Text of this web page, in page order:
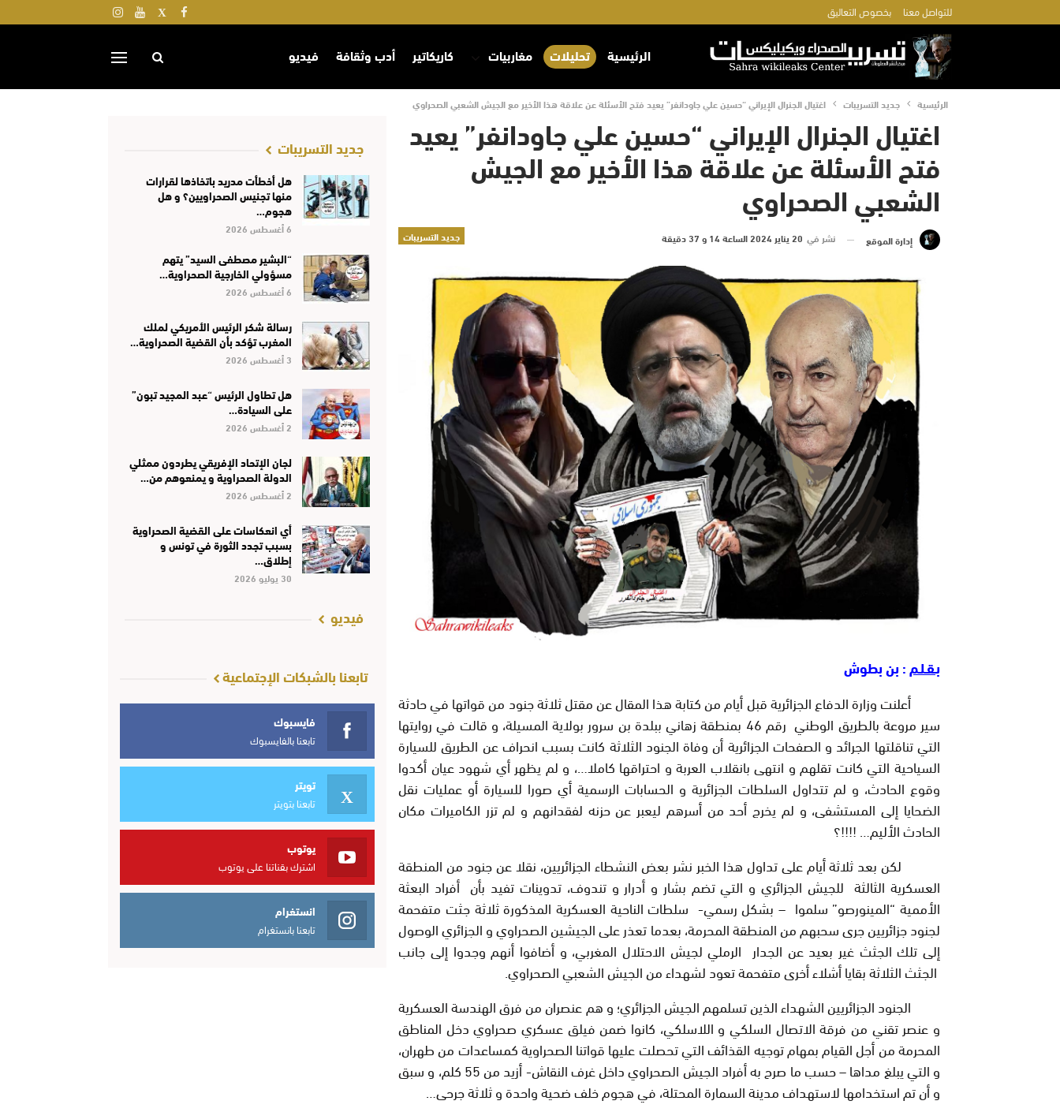
للتواصل معنا بخصوص التعاليق
الرئيسية تحليلات مغاربيات كاريكاتير أدب وثقافة فيديو
الرئيسية جديد التسريبات اغتيال الجنرال الإيراني “حسین ‌علي جاودانفر” يعيد فتح الأسئلة عن علاقة هذا الأخير مع الجيش الشعبي الصحراوي
اغتيال الجنرال الإيراني “حسین ‌علي جاودانفر” يعيد
فتح الأسئلة عن علاقة هذا الأخير مع الجيش
الشعبي الصحراوي
جديد التسريبات إدارة الموقع نشر في 20 يناير 2024 الساعة 14 و 37 دقيقة
بـقـلـم: بن بطوش
أعلنت وزارة الدفاع الجزائرية قبل أيام من كتابة هذا المقال عن مقتل ثلاثة جنود من قواتها في حادثة
سير مروعة بالطريق الوطني رقم 46 بمنطقة زهاني ببلدة بن سرور بولاية المسيلة، و قالت في روايتها
التي تناقلتها الجرائد و الصفحات الجزائرية أن وفاة الجنود الثلاثة كانت بسبب انحراف عن الطريق للسيارة
السياحية التي كانت تقلهم و انتهى بانقلاب العربة و احتراقها كاملا…، و لم يظهر أي شهود عيان أكدوا
وقوع الحادث، و لم تتداول السلطات الجزائرية و الحسابات الرسمية أي صورا للسيارة أو عمليات نقل
الضحايا إلى المستشفى، و لم يخرج أحد من أسرهم ليعبر عن حزنه لفقدانهم و لم تزر الكاميرات مكان
الحادث الأليم…!!!!؟
لكن بعد ثلاثة أيام على تداول هذا الخبر نشر بعض النشطاء الجزائريين، نقلا عن جنود من المنطقة
العسكرية الثالثة للجيش الجزائري و التي تضم بشار و أدرار و تندوف، تدوينات تفيد بأن أفراد البعثة
الأممية “المينورصو” سلموا – بشكل رسمي- سلطات الناحية العسكرية المذكورة ثلاثة جثت متفحمة
لجنود جزائريين جرى سحبهم من المنطقة المحرمة، بعدما تعذر على الجيشين الصحراوي و الجزائري الوصول
إلى تلك الجثث غير بعيد عن الجدار الرملي لجيش الاحتلال المغربي، و أضافوا أنهم وجدوا إلى جانب
الجثث الثلاثة بقايا أشلاء أخرى متفحمة تعود لشهداء من الجيش الشعبي الصحراوي.
الجنود الجزائريين الشهداء الذين تسلمهم الجيش الجزائري؛ و هم عنصران من فرق الهندسة العسكرية
و عنصر تقني من فرقة الاتصال السلكي و اللاسلكي، كانوا ضمن فيلق عسكري صحراوي دخل المناطق
المحرمة من أجل القيام بمهام توجيه القذائف التي تحصلت عليها قواتنا الصحراوية كمساعدات من طهران،
و التي يبلغ مداها – حسب ما صرح به أفراد الجيش الصحراوي داخل غرف النقاش- أزيد من 55 كلم، و سبق
و أن تم استخدامها لاستهداف مدينة السمارة المحتلة، في هجوم خلف ضحية واحدة و ثلاثة جرحى…
جديد التسريبات
هل أخطأت مدريد باتخاذها لقرارات
منها تجنيس الصحراويين؟ و هل
هجوم…
6 أغسطس 2026
“البشير مصطفى السيد” يتهم
مسؤولي الخارجية الصحراوية…
6 أغسطس 2026
رسالة شكر الرئيس الأمريكي لملك
المغرب تؤكد بأن القضية الصحراوية…
3 أغسطس 2026
هل تطاول الرئيس “عبد المجيد تبون”
على السيادة…
2 أغسطس 2026
لجان الإتحاد الإفريقي يطردون ممثلي
الدولة الصحراوية و يمنعوهم من…
2 أغسطس 2026
أي انعكاسات على القضية الصحراوية
بسبب تجدد الثورة في تونس و
إطلاق…
30 يوليو 2026
فيديو
تابعنا بالشبكات الإجتماعية
فايسبوك
تابعنا بالفايسبوك
تويتر
تابعنا بتويتر
يوتوب
اشترك بقناتنا على يوتوب
انستغرام
تابعنا بانستغرام